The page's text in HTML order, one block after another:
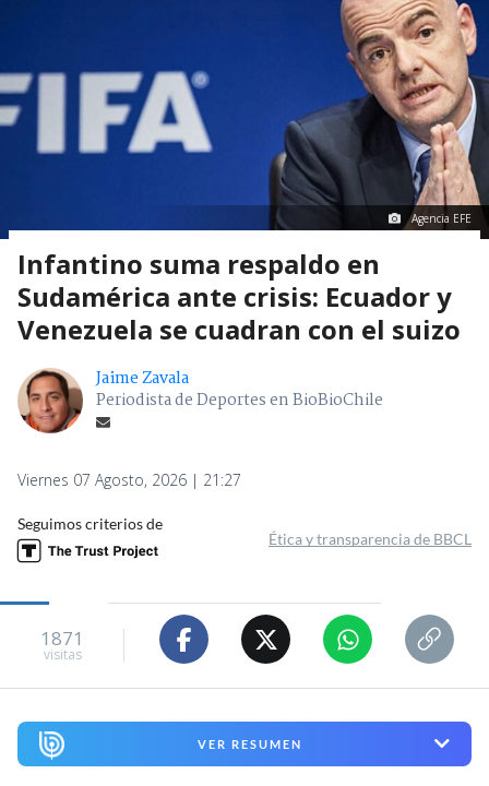
Agencia EFE
Infantino suma respaldo en
Sudamérica ante crisis: Ecuador y
Venezuela se cuadran con el suizo
Jaime Zavala
Periodista de Deportes en BioBioChile
Viernes 07 Agosto, 2026 | 21:27
Seguimos criterios de
Ética y transparencia de BBCL
1871
visitas
VER RESUMEN